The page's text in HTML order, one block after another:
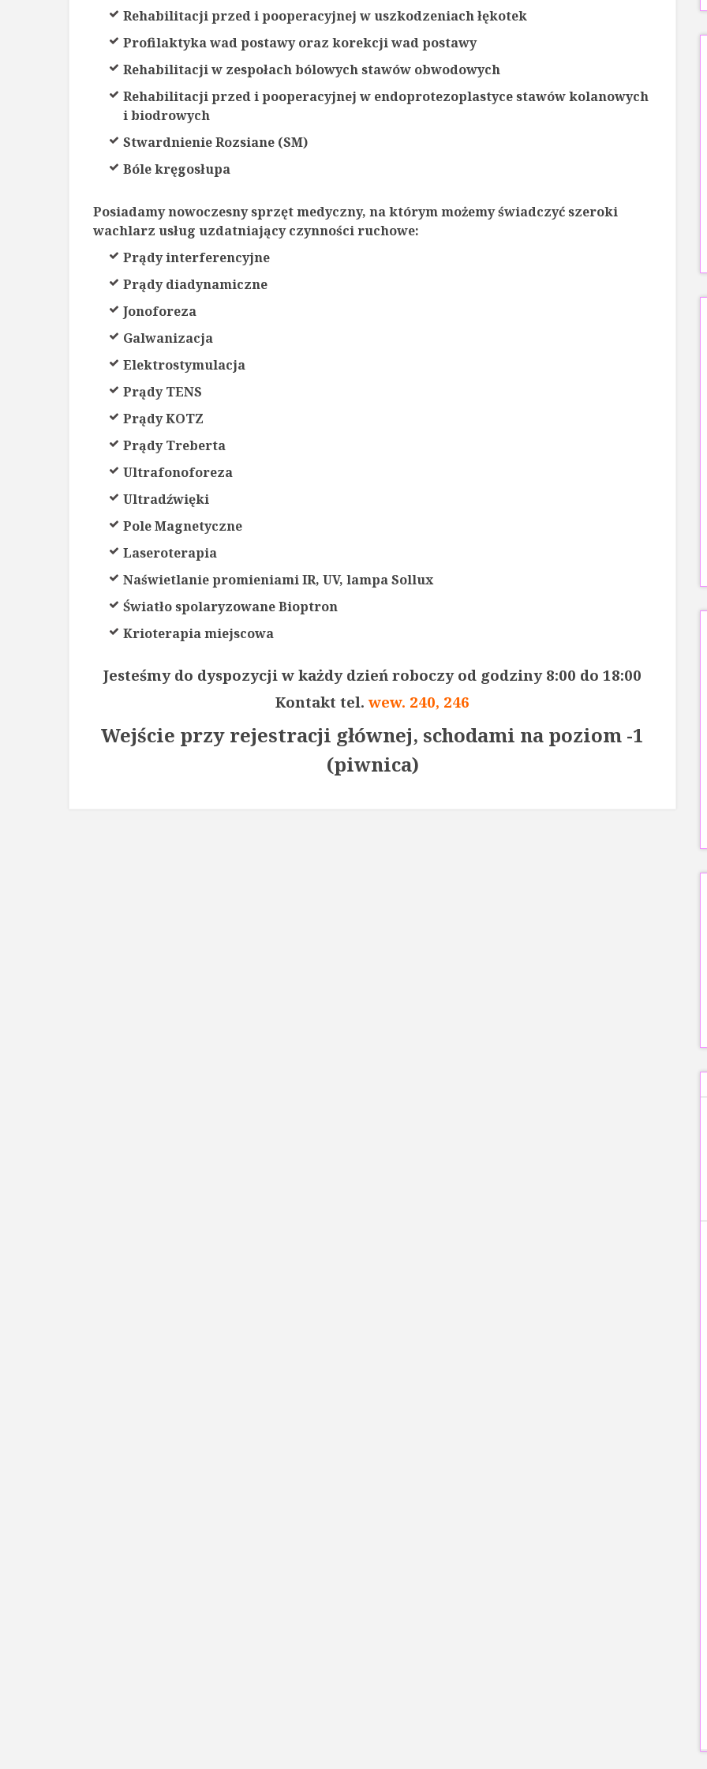
Rehabilitacji przed i pooperacyjnej w uszkodzeniach łękotek
Profilaktyka wad postawy oraz korekcji wad postawy
Rehabilitacji w zespołach bólowych stawów obwodowych
Rehabilitacji przed i pooperacyjnej w endoprotezoplastyce stawów kolanowych
i biodrowych
Stwardnienie Rozsiane (SM)
Bóle kręgosłupa
Posiadamy nowoczesny sprzęt medyczny, na którym możemy świadczyć szeroki
wachlarz usług uzdatniający czynności ruchowe:
Prądy interferencyjne
Prądy diadynamiczne
Jonoforeza
Galwanizacja
Elektrostymulacja
Prądy TENS
Prądy KOTZ
Prądy Treberta
Ultrafonoforeza
Ultradźwięki
Pole Magnetyczne
Laseroterapia
Naświetlanie promieniami IR, UV, lampa Sollux
Światło spolaryzowane Bioptron
Krioterapia miejscowa
Jesteśmy do dyspozycji w każdy dzień roboczy od godziny 8:00 do 18:00
Kontakt tel.wew. 240, 246
Wejście przy rejestracji głównej, schodami na poziom -1
(piwnica)